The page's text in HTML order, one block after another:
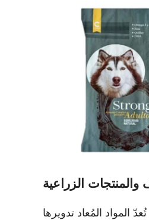
والمنتجات الزراعية
تُعدّ المواد المُعاد تدويرها